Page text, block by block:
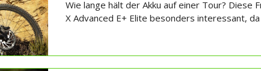
Wie lange hält der Akku auf einer Tour? Diese
X Advanced E+ Elite besonders interessant, da